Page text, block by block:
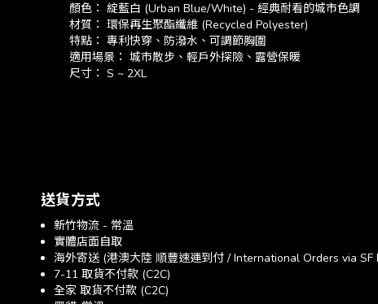
顏色： 綻藍白 (Urban Blue/White) - 經典耐看的城市色調
材質： 環保再生聚酯纖維 (Recycled Polyester)
特點： 專利快穿、防潑水、可調節胸圍
適用場景： 城市散步、輕戶外探險、露營保暖
尺寸： S ~ 2XL
送貨方式
新竹物流 - 常溫
實體店面自取
海外寄送 (港澳大陸 順豐速運到付 / International Orders via SF
7-11 取貨不付款 (C2C)
全家 取貨不付款 (C2C)